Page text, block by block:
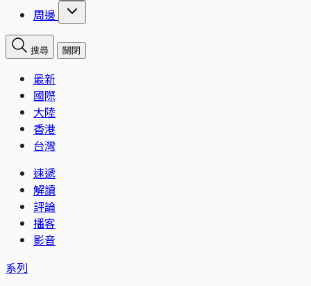
周邊
搜尋 關閉
最新
國際
大陸
香港
台灣
速遞
解讀
評論
播客
影音
系列